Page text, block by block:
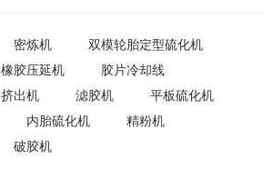
密炼机
双模轮胎定型硫化机
橡胶压延机
胶片冷却线
挤出机 滤胶机
平板硫化机
内胎硫化机
精粉机
破胶机